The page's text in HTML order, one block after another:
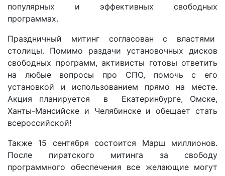
популярных и эффективных свободных
программах.
Праздничный митинг согласован с властями
столицы. Помимо раздачи установочных дисков
свободных программ, активисты готовы ответить
на любые вопросы про СПО, помочь с его
установкой и использованием прямо на месте.
Акция планируется в Екатеринбурге, Омске,
Ханты-Мансийске и Челябинске и обещает стать
всероссийской!
Также 15 сентября состоится Марш миллионов.
После пиратского митинга за свободу
программного обеспечения все желающие могут